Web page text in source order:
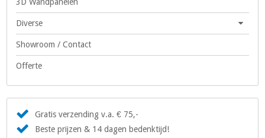
Diverse
Showroom / Contact
Offerte
Gratis verzending v.a. € 75,-
Beste prijzen & 14 dagen bedenktijd!